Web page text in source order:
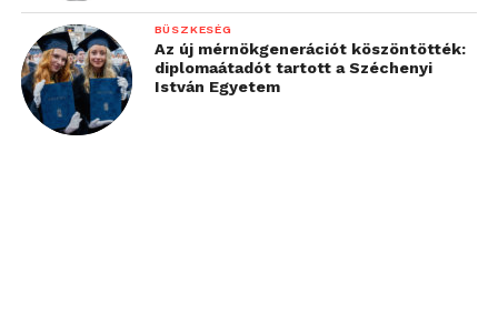
BÜSZKESÉG
Az új mérnökgenerációt köszöntötték:
diplomaátadót tartott a Széchenyi
István Egyetem